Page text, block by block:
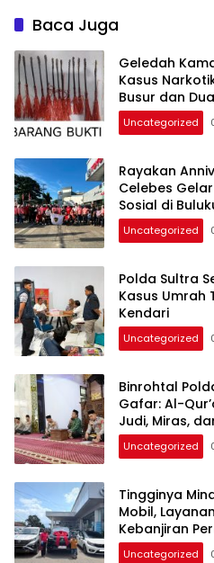
Baca Juga
Geledah
Kasus
Busur dan
Uncategorized
Rayakan
Celebes
Sosial di
Uncategorized
Polda Sultra
Kasus Umrah
Kendari
Uncategorized
Binrohtal
Gafar: Al-
Judi, Miras,
Uncategorized
Tingginya
Mobil,
Kebanjiran
Uncategorized